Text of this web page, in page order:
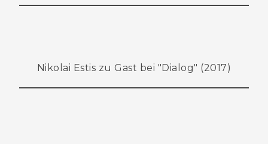
Nikolai Estis zu Gast bei "Dialog" (2017)